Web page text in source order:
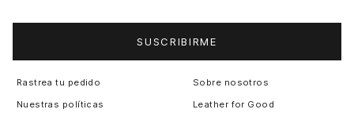
SUSCRIBIRME
Rastrea tu pedido
Nuestras políticas
Sobre nosotros
Leather for Good